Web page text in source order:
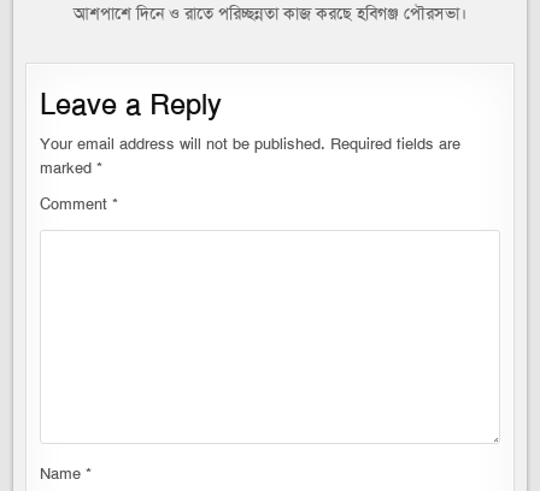
আশপাশে দিনে ও রাতে পরিচ্ছন্নতা কাজ করছে হবিগঞ্জ পৌরসভা।
Leave a Reply
Your email address will not be published. Required fields are
marked*
Comment*
Name*